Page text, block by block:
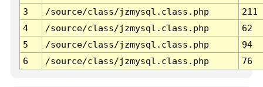
3 /source/class/jzmysql.class.php
211
4
/source/class/jzmysql.class.php
62
5
/source/class/jzmysql.class.php
94
6
/source/class/jzmysql.class.php 76